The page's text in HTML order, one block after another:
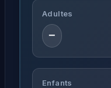
Adultes
−
Enfants